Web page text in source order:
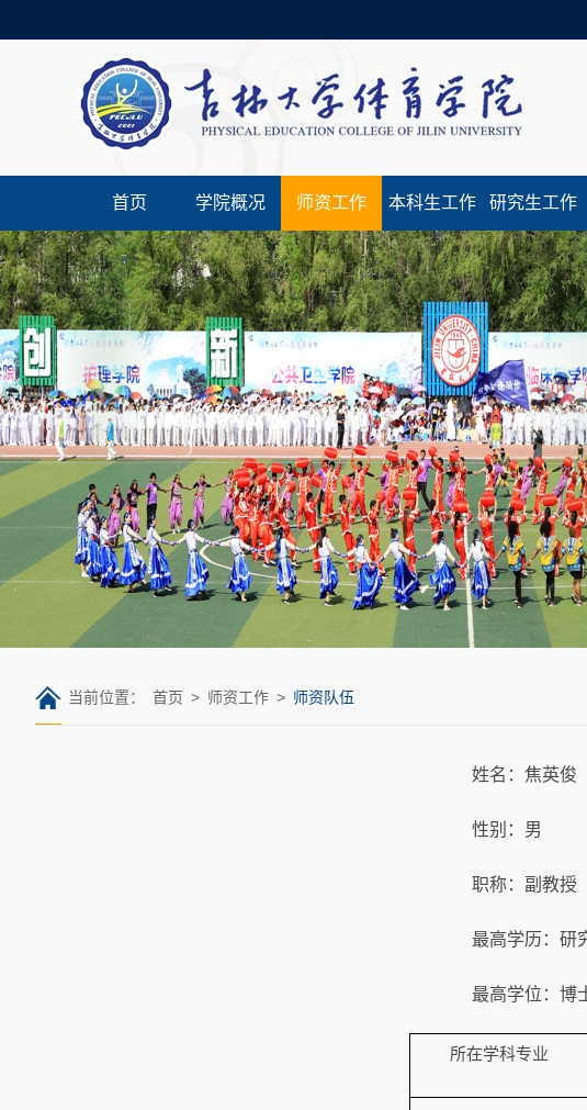
首页 学院概况 师资工作 本科生工作 研究生工作
当前位置： 首页 > 师资工作 > 师资队伍
姓名：焦英俊
性别：男
职称：副教授
最高学历：研
最高学位：博
所在学科专业